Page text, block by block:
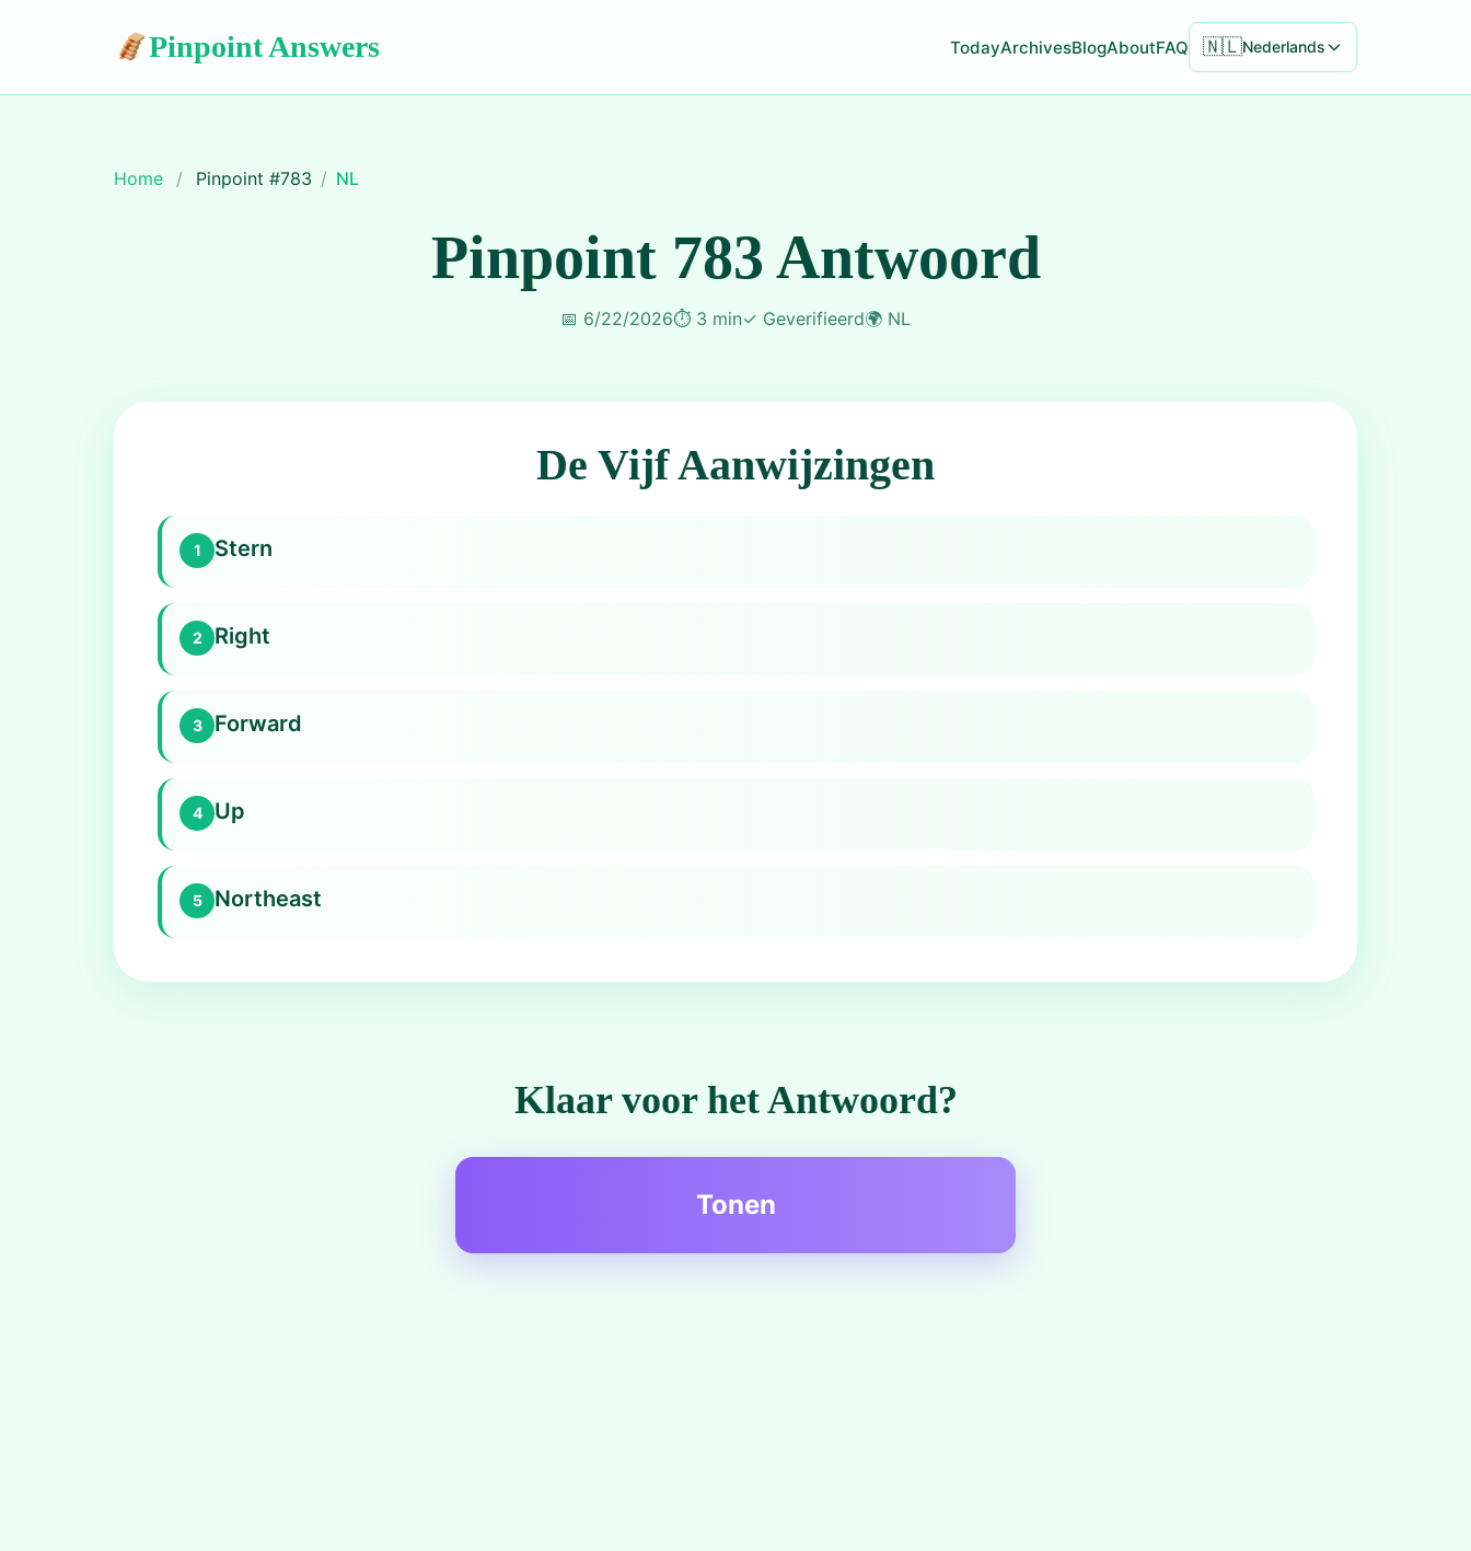
Pinpoint Answers TodayArchivesBlogAboutFAQ 🇳🇱Nederlands
Home / Pinpoint #783 / NL
Pinpoint 783 Antwoord
📅 6/22/2026⏱️ 3 min✓ Geverifieerd🌍 NL
De Vijf Aanwijzingen
1 Stern
2 Right
3 Forward
4 Up
5 Northeast
Klaar voor het Antwoord?
Tonen